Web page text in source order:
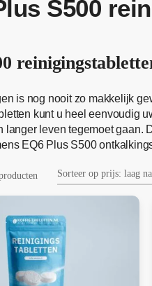
S500
is nog nooit zo makkelijk
kunt u heel eenvoudig
langer leven tegemoet gaan.
EQ6 Plus S500